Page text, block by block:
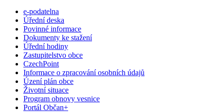
e-podatelna
Úřední deska
Povinné informace
Dokumenty ke stažení
Úřední hodiny
Zastupitelstvo obce
CzechPoint
Informace o zpracování osobních údajů
Úzení plán obce
Životní situace
Program obnovy vesnice
Portál Občan+